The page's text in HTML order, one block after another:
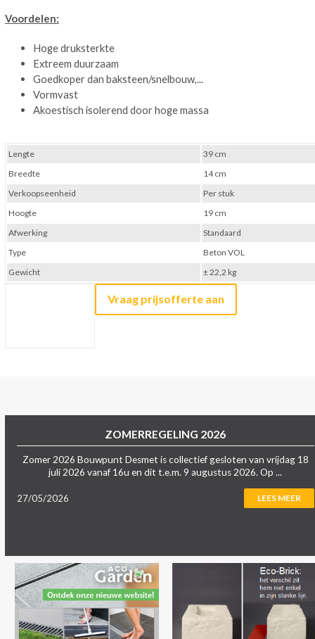
Voordelen:
Hoge druksterkte
Extreem duurzaam
Goedkoper dan baksteen/snelbouw,...
Vormvast
Akoestisch isolerend door hoge massa
Vraag prijsofferte aan
Lengte
39 cm
Breedte
14 cm
Verkoopseenheid
Per stuk
Hoogte
19 cm
Afwerking
Standaard
Type
Beton VOL
Gewicht
± 22,2 kg
ZOMERREGELING 2026
Zomer 2026 Bouwpunt Desmet is collectief gesloten van vrijdag 18
juli 2026 vanaf 16u en dit t.e.m. 9 augustus 2026. Op ...
27/05/2026 LEES MEER